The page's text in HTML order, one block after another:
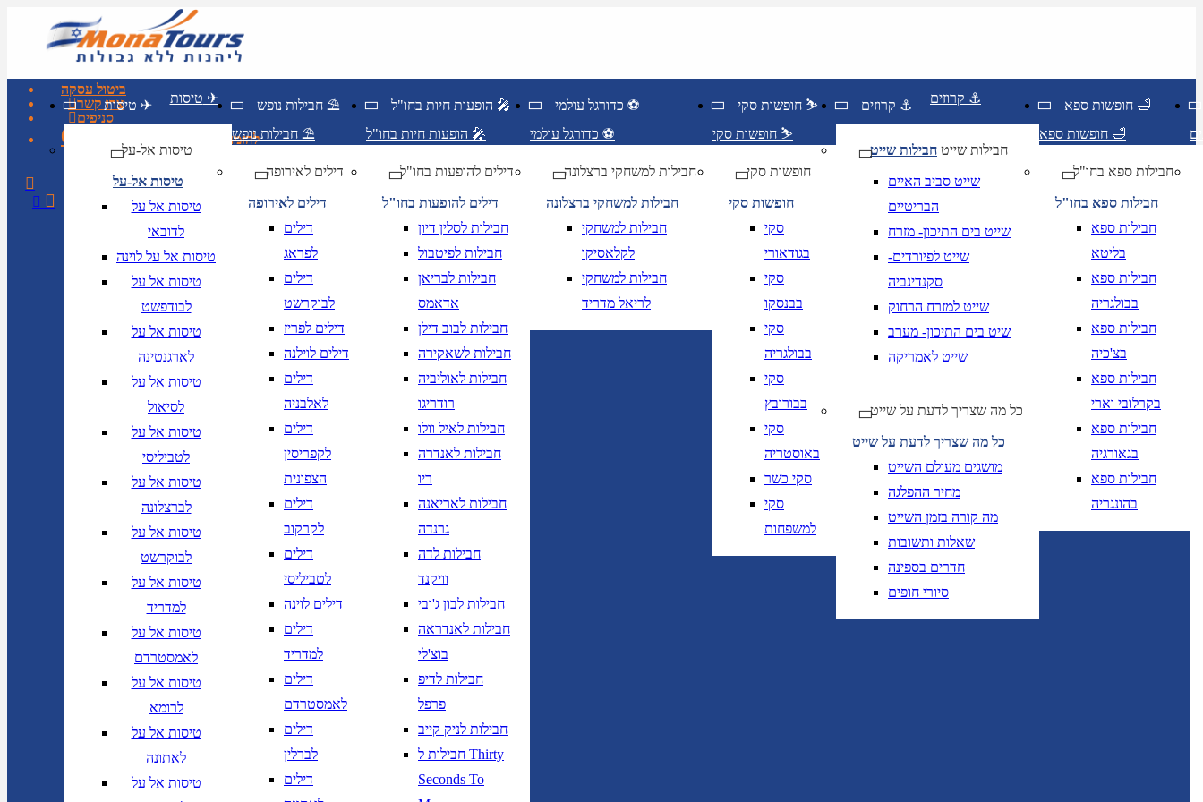
ביטול עסקה
צרו קשר
סניפים
להזמנות חייגו
03-6211455
טיסות ✈ טיסות ✈
טיסות אל-על
טיסות אל-על
טיסות אל על
לדובאי
טיסות אל על לוינה
טיסות אל על
לבודפשט
טיסות אל על
לארגנטינה
טיסות אל על
לסיאול
טיסות אל על
לטביליסי
טיסות אל על
לברצלונה
טיסות אל על
לבוקרשט
טיסות אל על
למדריד
טיסות אל על
לאמסטרדם
טיסות אל על
לרומא
טיסות אל על
לאתונה
טיסות אל על
חבילות נופש ⛱
חבילות נופש ⛱
דילים לאירופה
דילים לאירופה
דילים
לפראג
דילים
לבוקרשט
דילים לפריז
דילים לוילנה
דילים
לאלבניה
דילים
לקפריסין
הצפונית
דילים
לקרקוב
דילים
לטביליסי
דילים לוינה
דילים
למדריד
דילים
לאמסטרדם
דילים
לברלין
דילים
הופעות חיות בחו"ל 🎤
הופעות חיות בחו"ל 🎤
דילים להופעות בחו"ל
דילים להופעות בחו"ל
חבילות לסלין דיון
חבילות לפיטבול
חבילות לבריאן
אדאמס
חבילות לבוב דילן
חבילות לשאקירה
חבילות לאוליביה
רודריגו
חבילות לאיל וולו
חבילות לאנדרה
ריו
חבילות לאריאנה
גרנדה
חבילות לדה
וויקנד
חבילות לבון ג'ובי
חבילות לאנדראה
בוצ'לי
חבילות לדיפ
פרפל
חבילות לניק קייב
חבילות ל Thirty
Seconds To
כדורגל עולמי ⚽
כדורגל עולמי ⚽
חבילות למשחקי ברצלונה
חבילות למשחקי ברצלונה
חבילות למשחקי
לקלאסיקו
חבילות למשחקי
לריאל מדריד
חופשות סקי ⛷️
חופשות סקי ⛷️
חופשות סקי
חופשות סקי
סקי
בגודאורי
סקי
בבנסקו
סקי
בבולגריה
סקי
בבורובץ
סקי
באוסטריה
סקי כשר
סקי
למשפחות
קרוזים ⚓ קרוזים ⚓
חבילות שייט חבילות שייט
שייט סביב האיים
הבריטיים
שייט בים התיכון- מזרח
שייט לפיורדים-
סקנדינביה
שייט למזרח הרחוק
שיט בים התיכון- מערב
שייט לאמריקה
כל מה שצריך לדעת על שייט
כל מה שצריך לדעת על שייט
מושגים מעולם השייט
מחיר ההפלגה
מה קורה בזמן השייט
שאלות ותשובות
חדרים בספינה
סיורי חופים
חופשות ספא 🛁
חופשות ספא 🛁
חבילות ספא בחו"ל
חבילות ספא בחו"ל
חבילות ספא
בליטא
חבילות ספא
בבולגריה
חבילות ספא
בצ'כיה
חבילות ספא
בקרלובי וארי
חבילות ספא
בגאורגיה
חבילות ספא
בהונגריה